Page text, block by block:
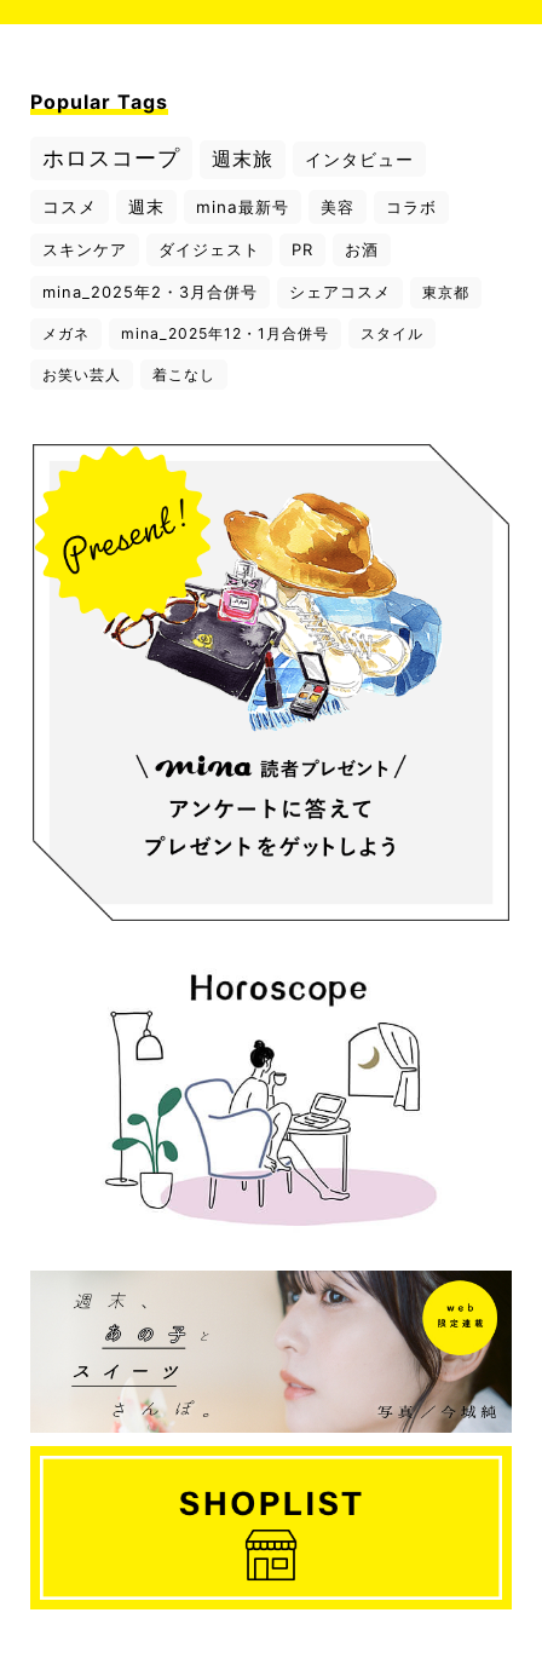
Popular Tags
ホロスコープ 週末旅 インタビュー
コスメ 週末 mina最新号 美容 コラボ
スキンケア ダイジェスト PR お酒
mina_2025年2・3月合併号 シェアコスメ 東京都
メガネ mina_2025年12・1月合併号 スタイル
お笑い芸人 着こなし